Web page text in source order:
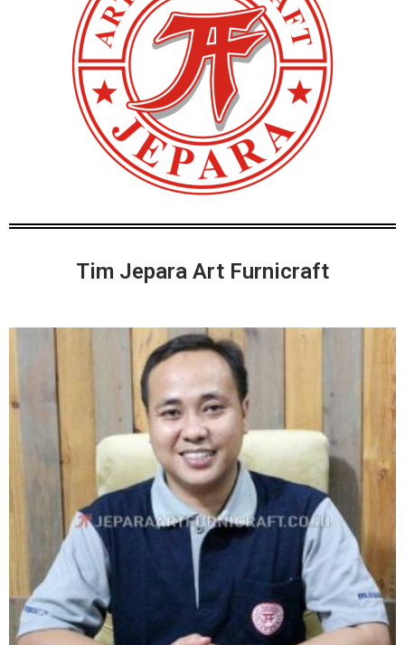
Tim Jepara Art Furnicraft